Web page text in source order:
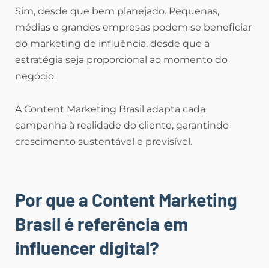
Sim, desde que bem planejado. Pequenas,
médias e grandes empresas podem se beneficiar
do marketing de influência, desde que a
estratégia seja proporcional ao momento do
negócio.
A Content Marketing Brasil adapta cada
campanha à realidade do cliente, garantindo
crescimento sustentável e previsível.
Por que a Content Marketing
Brasil é referência em
influencer digital?